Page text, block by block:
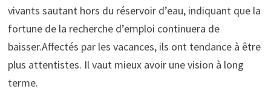
vivants sautant hors du réservoir d’eau, indiquant que la
fortune de la recherche d’emploi continuera de
baisser.Affectés par les vacances, ils ont tendance à être
plus attentistes. Il vaut mieux avoir une vision à long
terme.